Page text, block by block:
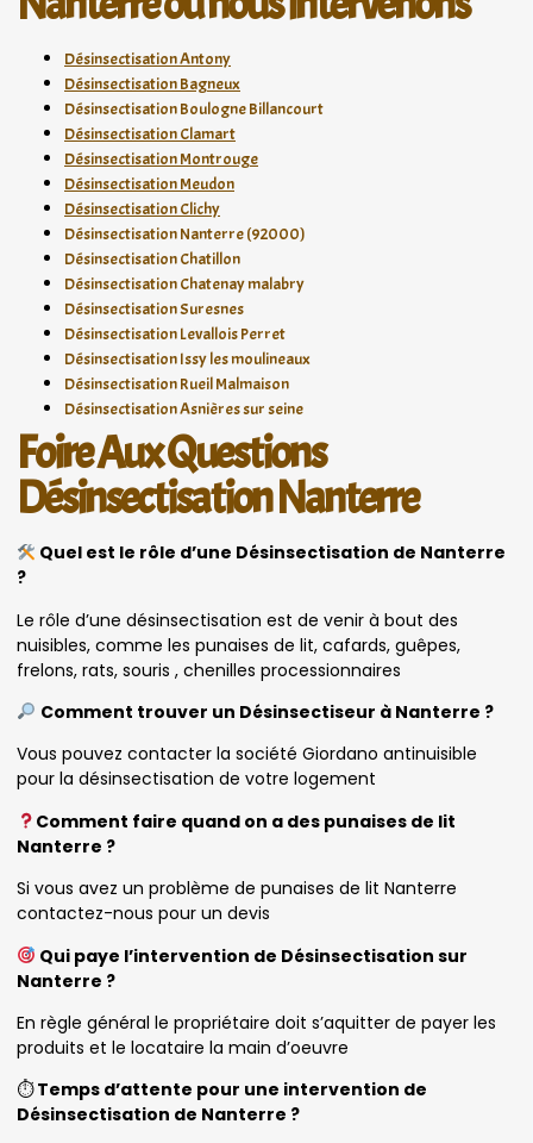
Désinsectisation Antony
Désinsectisation Bagneux
Désinsectisation Boulogne Billancourt
Désinsectisation Clamart
Désinsectisation Montrouge
Désinsectisation Meudon
Désinsectisation Clichy
Désinsectisation Nanterre (92000)
Désinsectisation Chatillon
Désinsectisation Chatenay malabry
Désinsectisation Suresnes
Désinsectisation Levallois Perret
Désinsectisation Issy les moulineaux
Désinsectisation Rueil Malmaison
Désinsectisation Asnières sur seine
Foire Aux Questions
Désinsectisation Nanterre
Quel est le rôle d’une Désinsectisation de Nanterre
?
Le rôle d’une désinsectisation est de venir à bout des
nuisibles, comme les punaises de lit, cafards, guêpes,
frelons, rats, souris , chenilles processionnaires
Comment trouver un Désinsectiseur à Nanterre ?
Vous pouvez contacter la société Giordano antinuisible
pour la désinsectisation de votre logement
Comment faire quand on a des punaises de lit
Nanterre ?
Si vous avez un problème de punaises de lit Nanterre
contactez-nous pour un devis
Qui paye l’intervention de Désinsectisation sur
Nanterre ?
En règle général le propriétaire doit s’aquitter de payer les
produits et le locataire la main d’oeuvre
⏱Temps d’attente pour une intervention de
Désinsectisation de Nanterre ?